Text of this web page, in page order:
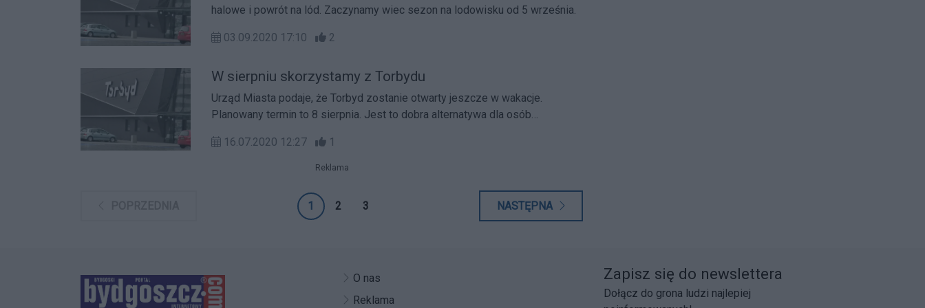
halowe i powrót na lód. Zaczynamy wiec sezon na lodowisku od 5 września.
03.09.2020 17:10 2
W sierpniu skorzystamy z Torbydu
Urząd Miasta podaje, że Torbyd zostanie otwarty jeszcze w wakacje.
Planowany termin to 8 sierpnia. Jest to dobra alternatywa dla osób
16.07.2020 12:27
1
Reklama
1 2 3 NASTĘPNA
O nas
Reklama
Zapisz się do newslettera
Dołącz do grona ludzi najlepiej